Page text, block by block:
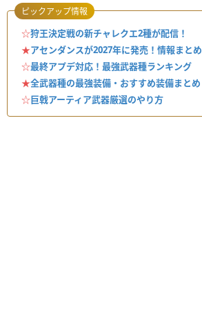
☆狩王決定戦の新チャレクエ2種が配信！
★アセンダンスが2027年に発売！情報まとめ
☆最終アプデ対応！最強武器種ランキング
★全武器種の最強装備・おすすめ装備まとめ
☆巨戟アーティア武器厳選のやり方
ピックアップ情報